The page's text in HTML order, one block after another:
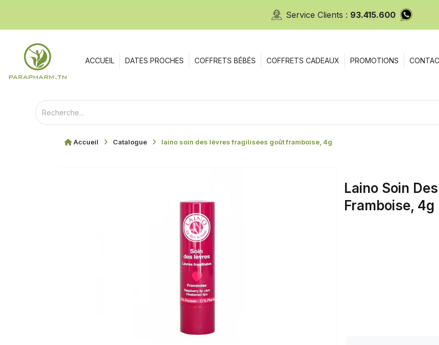
Service Clients : 93.415.600
ACCUEIL DATES PROCHES COFFRETS BÉBÉS COFFRETS CADEAUX PROMOTIONS
Accueil Catalogue laino soin des lèvres fragilisées goût framboise, 4g
Laino Soin
Framboise, 4g